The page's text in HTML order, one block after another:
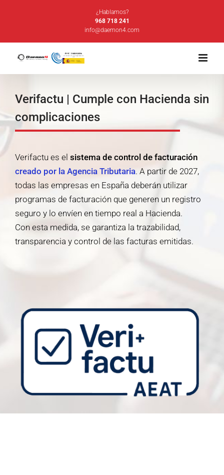
¿Hablamos?
968 718 241
info@daemon4.com
Verifactu | Cumple con Hacienda sin
complicaciones
Verifactu es el sistema de control de facturación
creado por la Agencia Tributaria. A partir de 2027,
todas las empresas en España deberán utilizar
programas de facturación que generen un registro
seguro y lo envíen en tiempo real a Hacienda.
Con esta medida, se garantiza la trazabilidad,
transparencia y control de las facturas emitidas.